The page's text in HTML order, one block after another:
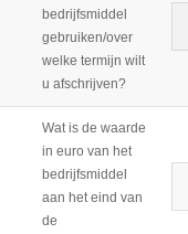
bedrijfsmiddel
gebruiken/over
welke termijn wilt
u afschrijven?
Wat is de waarde
in euro van het
bedrijfsmiddel
aan het eind van
de